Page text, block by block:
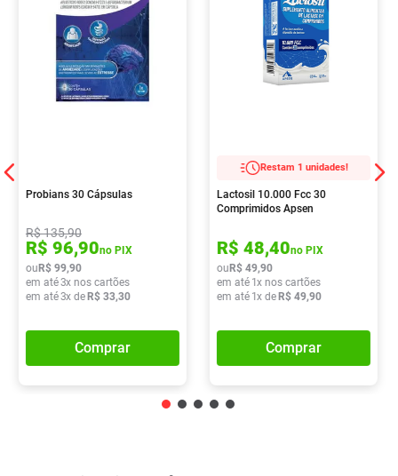
Probians 30 Cápsulas
R$135,90
R$ 96,90no PIX
ou R$ 99,90
em até3x nos cartões
em até3x de R$ 33,30
Comprar
Restam 1 unidades!
Lactosil 10.000 Fcc 30
Comprimidos Apsen
R$ 48,40no PIX
ou R$ 49,90
em até 1x nos cartões
em até 1x de R$ 49,90
Comprar